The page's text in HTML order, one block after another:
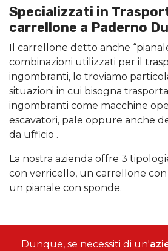
Specializzati in
carrellone a Paderno
Il carrellone detto anche
combinazioni utilizzati per il
ingombranti, lo troviamo
situazioni in cui bisogna
ingombranti come macchine
escavatori, pale oppure anche
da ufficio .
La nostra azienda offre 3
con verricello, un carrellone
un pianale con sponde.
Dunque, se necessiti di un'